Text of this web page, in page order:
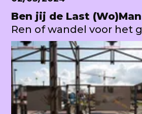
Ben jij de Last
Ren of wandel voor het